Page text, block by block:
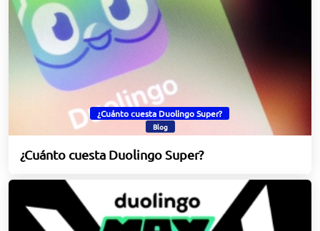
¿Cuánto cuesta Duolingo Super?
Blog
¿Cuánto cuesta Duolingo Super?